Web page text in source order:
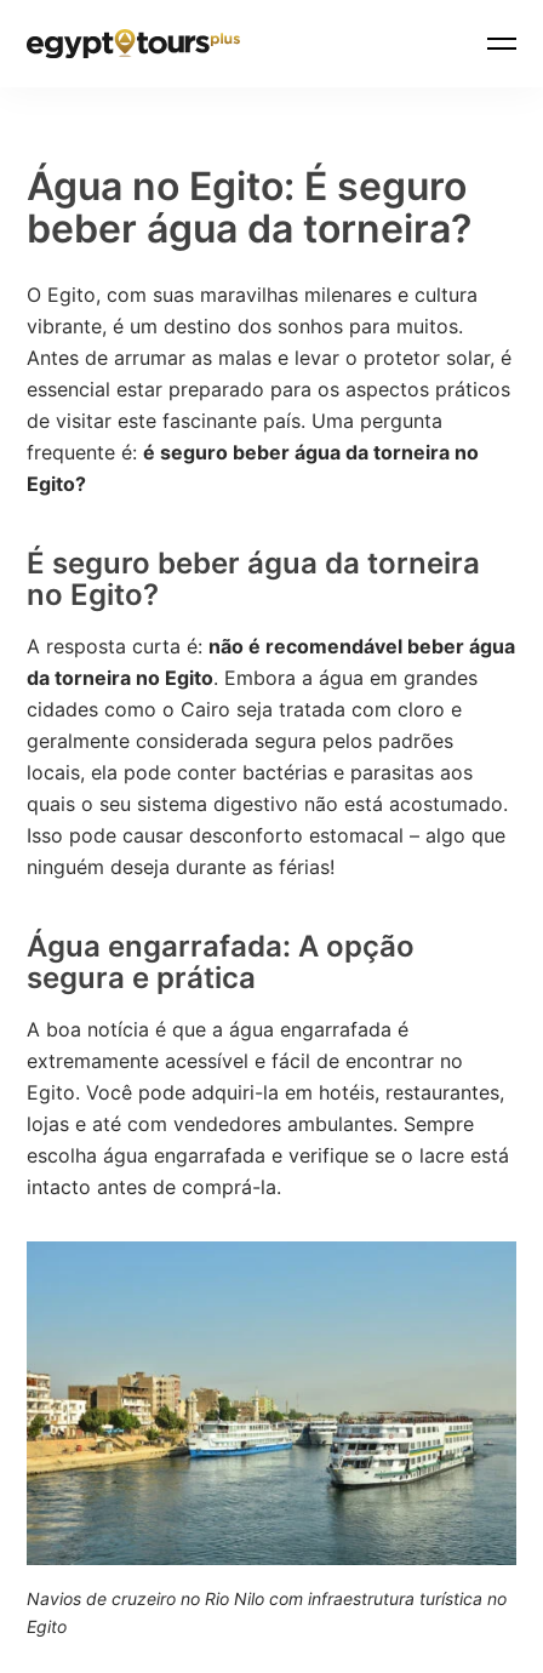
Água no Egito: É seguro
beber água da torneira?
O Egito, com suas maravilhas milenares e cultura
vibrante, é um destino dos sonhos para muitos.
Antes de arrumar as malas e levar o protetor solar, é
essencial estar preparado para os aspectos práticos
de visitar este fascinante país. Uma pergunta
frequente é:é seguro beber água da torneira no
Egito?
É seguro beber água da torneira
no Egito?
A resposta curta é: não é recomendável beber água
da torneira no Egito. Embora a água em grandes
cidades como o Cairo seja tratada com cloro e
geralmente considerada segura pelos padrões
locais, ela pode conter bactérias e parasitas aos
quais o seu sistema digestivo não está acostumado.
Isso pode causar desconforto estomacal – algo que
ninguém deseja durante as férias!
Água engarrafada: A opção
segura e prática
A boa notícia é que a água engarrafada é
extremamente acessível e fácil de encontrar no
Egito. Você pode adquiri-la em hotéis, restaurantes,
lojas e até com vendedores ambulantes. Sempre
escolha água engarrafada e verifique se o lacre está
intacto antes de comprá-la.
Navios de cruzeiro no Rio Nilo com infraestrutura turística no
Egito